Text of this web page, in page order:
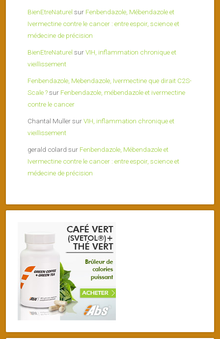
BienEtreNaturel sur Fenbendazole, Mébendazole et
Ivermectine contre le cancer : entre espoir, science et
médecine de précision
BienEtreNaturel surVIH, inflammation chronique et
vieillissement
Fenbendazole, Mebendazole, Ivermectine que dirait C2S-
Scale ?sur Fenbendazole, mébendazole et ivermectine
contre le cancer
Chantal MullersurVIH, inflammation chronique et
vieillissement
gerald colard sur Fenbendazole, Mébendazole et
Ivermectine contre le cancer : entre espoir, science et
médecine de précision